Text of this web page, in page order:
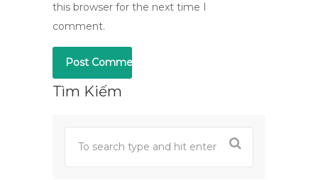
this browser for the next time I
comment.
Tìm Kiếm